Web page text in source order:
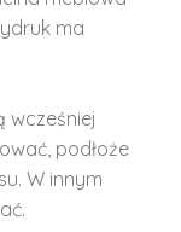
ma
wcześniej
podłoże
W innym